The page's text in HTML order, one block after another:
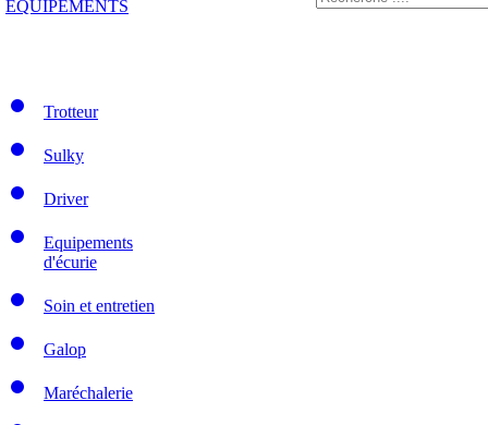
ÉQUIPEMENTS
Trotteur
Sulky
Driver
Equipements
d'écurie
Soin et entretien
Galop
Maréchalerie